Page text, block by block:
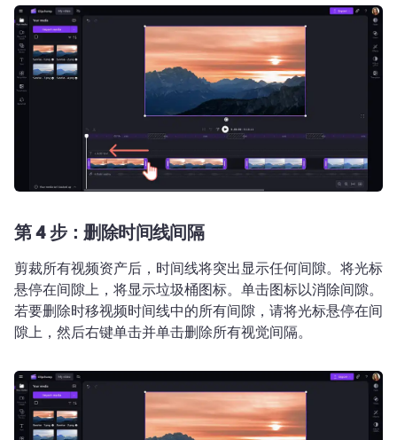
第 4 步：删除时间线间隔
剪裁所有视频资产后，时间线将突出显示任何间隙。将光标
悬停在间隙上，将显示垃圾桶图标。单击图标以消除间隙。
若要删除时移视频时间线中的所有间隙，请将光标悬停在间
隙上，然后右键单击并单击删除所有视觉间隔。